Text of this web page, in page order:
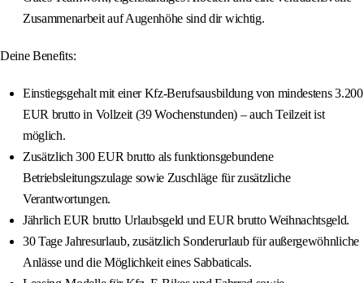
Zusammenarbeit auf Augenhöhe sind dir wichtig.
Deine Benefits:
Einstiegsgehalt mit einer Kfz-Berufsausbildung von mindestens 3.200
EUR brutto in Vollzeit (39 Wochenstunden) – auch Teilzeit ist
möglich.
Zusätzlich 300 EUR brutto als funktionsgebundene
Betriebsleitungszulage sowie Zuschläge für zusätzliche
Verantwortungen.
Jährlich EUR brutto Urlaubsgeld und EUR brutto Weihnachtsgeld.
30 Tage Jahresurlaub, zusätzlich Sonderurlaub für außergewöhnliche
Anlässe und die Möglichkeit eines Sabbaticals.